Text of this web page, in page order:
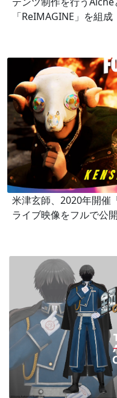
「ReIMAGINE」を組成
米津玄師、2020年開催
ライブ映像をフルで公開